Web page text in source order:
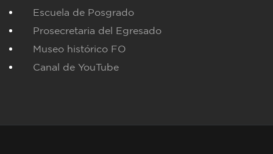
Escuela de Posgrado
Prosecretaria del Egresado
Museo histórico FO
Canal de YouTube